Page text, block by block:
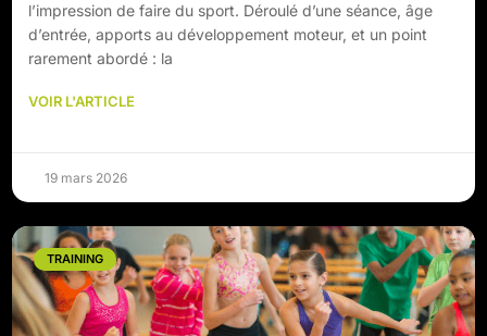
l’impression de faire du sport. Déroulé d’une séance, âge
d’entrée, apports au développement moteur, et un point
rarement abordé : la
VOIR L'ARTICLE
19 mars 2026
TRAINING